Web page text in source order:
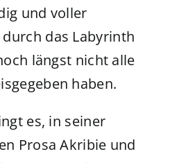
und voller
das Labyrinth
längst nicht alle
haben.
es, in seiner
Prosa Akribie und